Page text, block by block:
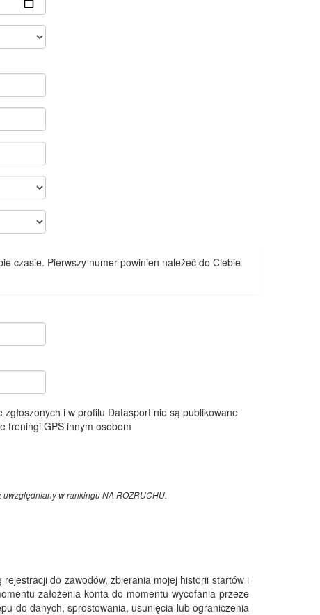
czasie. Pierwszy numer powinien należeć do Ciebie
i w profilu Datasport nie są publikowane
treningi GPS innym osobom
uwzględniany w rankingu NA ROZRUCHU.
do zawodów, zbierania mojej historii startów i
założenia konta do momentu wycofania przeze
do danych, sprostowania, usunięcia lub ograniczenia